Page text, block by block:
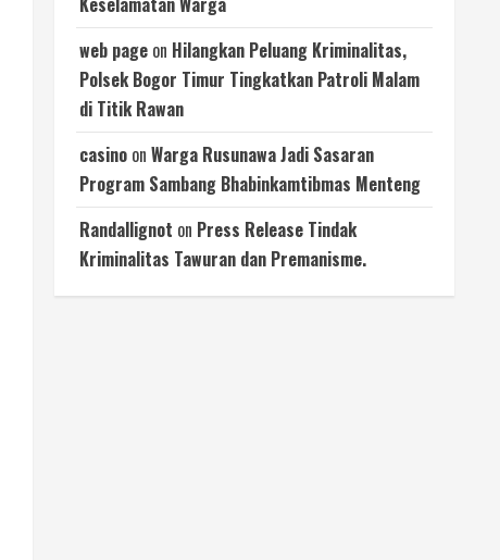
web page on Hilangkan Peluang Kriminalitas,
Polsek Bogor Timur Tingkatkan Patroli Malam
di Titik Rawan
casino on Warga Rusunawa Jadi Sasaran
Program Sambang Bhabinkamtibmas Menteng
Randallignot on Press Release Tindak
Kriminalitas Tawuran dan Premanisme.